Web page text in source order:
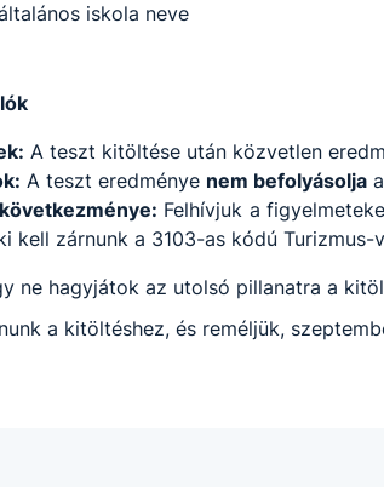
iskola neve
A teszt kitöltése után közvetlen
A teszt eredménye nem befolyásolja
Felhívjuk a
kell zárnunk a 3103-as kódú
ne hagyjátok az utolsó pillanatra a
a kitöltéshez, és reméljük,